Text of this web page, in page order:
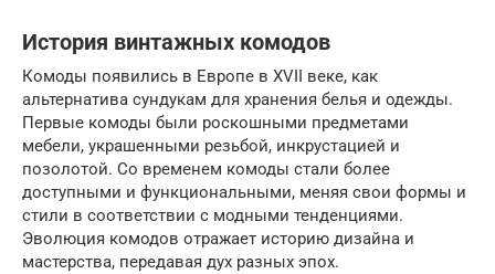
История винтажных комодов
Комоды появились в Европе в XVII веке, как
альтернатива сундукам для хранения белья и одежды.
Первые комоды были роскошными предметами
мебели, украшенными резьбой, инкрустацией и
позолотой. Со временем комоды стали более
доступными и функциональными, меняя свои формы и
стили в соответствии с модными тенденциями.
Эволюция комодов отражает историю дизайна и
мастерства, передавая дух разных эпох.